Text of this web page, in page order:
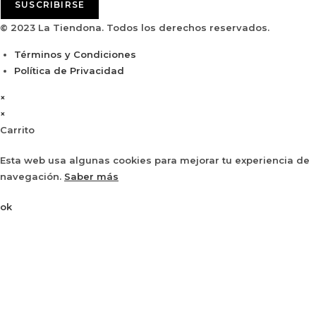
SUSCRIBIRSE
© 2023 La Tiendona. Todos los derechos reservados.
Términos y Condiciones
Política de Privacidad
×
×
Carrito
Esta web usa algunas cookies para mejorar tu experiencia de
navegación. Saber más
ok